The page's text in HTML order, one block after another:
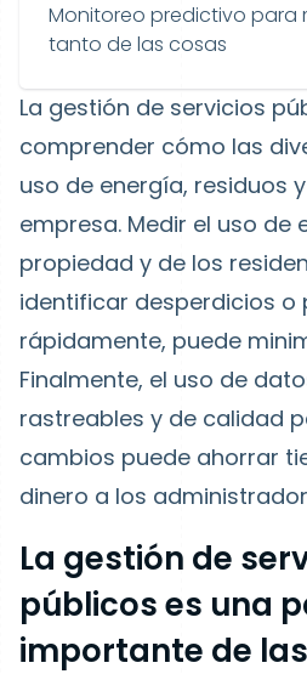
Monitoreo predictivo para
tanto de las cosas
La gestión de servicios
comprender cómo las
uso de energía, residuos
empresa. Medir el uso de
propiedad y de los
identificar desperdicios o
rápidamente, puede
Finalmente, el uso de
rastreables y de calidad
cambios puede ahorrar
dinero a los
La gestión de
públicos es una
importante de